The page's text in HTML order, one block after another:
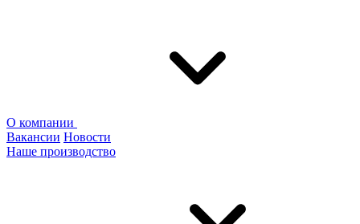
О компании
Вакансии Новости
Наше производство